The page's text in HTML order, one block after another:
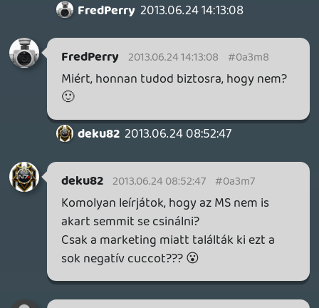
lehet kiépíteni világszinten(főleg).
Egyszerűen nem gondolhatták
komolyan!Most az egész világ rájuk
figyel,esetlegesen ez meg fog mutatkozni
az eladásokban, akkor a marketingesek
igen jól fognak keresni)
"A Franciaországi 24 órás
MEGBÍZHATÓSÁGI versenyen,egy 35 eves
pilóta az xboxone (fm5 )reklámtáblának
csapódva életét vesztette.R.I.P"
Marcangoló 2013.06.23 11:12:03 #0a3m2
Az egész civakodás a cégek között már
leginkább olyan mint egy szappanopera.
lacapaca 2013.06.23 09:43:09 #0a3m1
Nem kell szemellenzősnek lenni, nem
csupán csak az Ms vízióiban létezett a
kötelező kamera. Az új Ps gamepad